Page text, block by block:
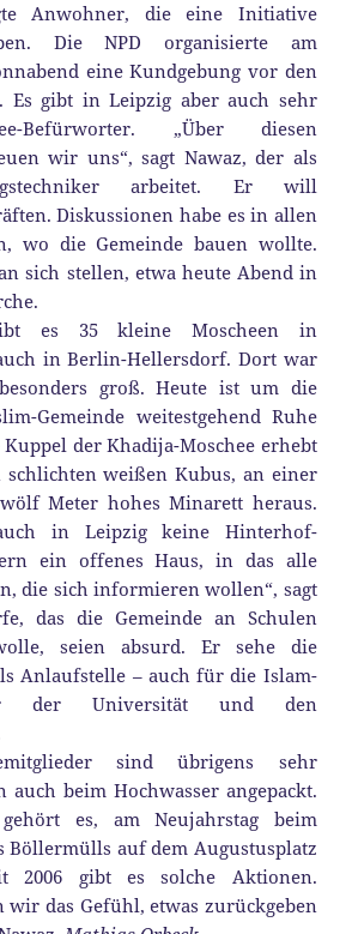
Anwohner, die eine Initiative
Die NPD organisierte am
eine Kundgebung vor den
Es gibt in Leipzig aber auch sehr
Befürworter. „Über diesen
wir uns“, sagt Nawaz, der als
arbeitet. Er will
Diskussionen habe es in allen
wo die Gemeinde bauen wollte.
sich stellen, etwa heute Abend in
es 35 kleine Moscheen in
in Berlin-Hellersdorf. Dort war
groß. Heute ist um die
Gemeinde weitestgehend Ruhe
Kuppel der Khadija-Moschee erhebt
weißen Kubus, an einer
Meter hohes Minarett heraus.
in Leipzig keine Hinterhof-
ein offenes Haus, in das alle
die sich informieren wollen“, sagt
das die Gemeinde an Schulen
seien absurd. Er sehe die
Anlaufstelle – auch für die Islam-
der Universität und den
sind übrigens sehr
auch beim Hochwasser angepackt.
es, am Neujahrstag beim
Böllermülls auf dem Augustusplatz
2006 gibt es solche Aktionen.
wir das Gefühl, etwas zurückgeben